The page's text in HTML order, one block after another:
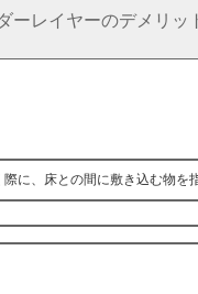
ーレイヤーのデメリッ
に、床との間に敷き込む物を